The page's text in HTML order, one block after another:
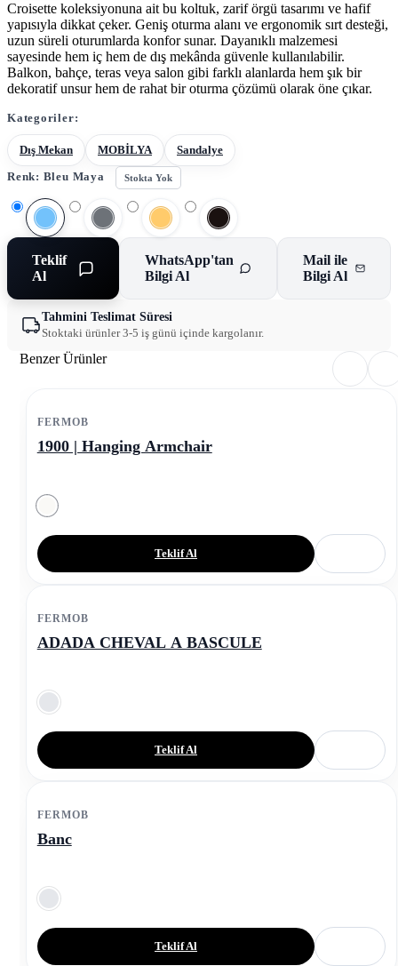
Croisette koleksiyonuna ait bu koltuk, zarif örgü tasarımı ve hafif
yapısıyla dikkat çeker. Geniş oturma alanı ve ergonomik sırt desteği,
uzun süreli oturumlarda konfor sunar. Dayanıklı malzemesi
sayesinde hem iç hem de dış mekânda güvenle kullanılabilir.
Balkon, bahçe, teras veya salon gibi farklı alanlarda hem şık bir
dekoratif unsur hem de rahat bir oturma çözümü olarak öne çıkar.
Kategoriler:
Dış Mekan MOBİLYA
Sandalye
Renk: Bleu Maya Stokta Yok
Teklif
Al
WhatsApp'tan
Bilgi Al
Mail ile
Bilgi Al
Tahmini Teslimat Süresi
Stoktaki ürünler 3-5 iş günü içinde kargolanır.
Benzer Ürünler
FERMOB
1900 | Hanging Armchair
Teklif Al
FERMOB
ADADA CHEVAL A BASCULE
Teklif Al
FERMOB
Banc
Teklif Al